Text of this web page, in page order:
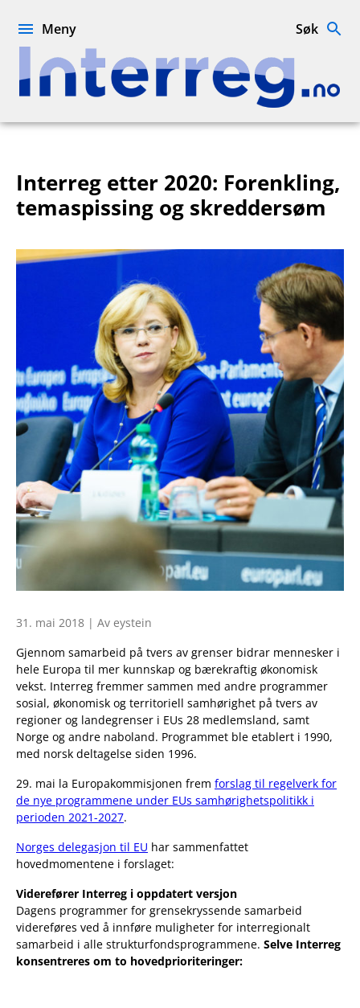
Interreg.no
Meny Søk
Interreg etter 2020: Forenkling,
temaspissing og skreddersøm
31. mai 2018 | Av eystein
Gjennom samarbeid på tvers av grenser bidrar mennesker i
hele Europa til mer kunnskap og bærekraftig økonomisk
vekst. Interreg fremmer sammen med andre programmer
sosial, økonomisk og territoriell samhørighet på tvers av
regioner og landegrenser i EUs 28 medlemsland, samt
Norge og andre naboland. Programmet ble etablert i 1990,
med norsk deltagelse siden 1996.
29. mai la Europakommisjonen frem forslag til regelverk for
de nye programmene under EUs samhørighetspolitikk i
perioden 2021-2027.
Norges delegasjon til EU har sammenfattet
hovedmomentene i forslaget:
Viderefører Interreg i oppdatert versjon
Dagens programmer for grensekryssende samarbeid
videreføres ved å innføre muligheter for interregionalt
samarbeid i alle strukturfondsprogrammene. Selve Interreg
konsentreres om to hovedprioriteringer: